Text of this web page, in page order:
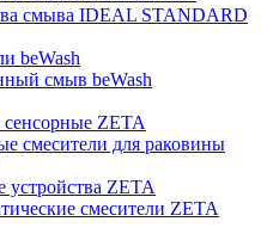
смыва IDEAL STANDARD
beWash
смыв beWash
ZETA
смесители для раковины
ZETA
смесители ZETA